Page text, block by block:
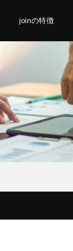
joinの特徴